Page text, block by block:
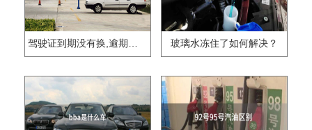
驾驶证到期没有换,逾期怎么办?? 玻璃水冻住了如何解决？